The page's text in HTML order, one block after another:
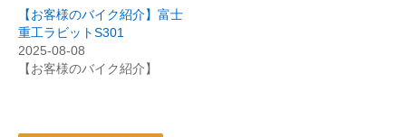
い
ウ
ィ
ン
ド
ウ
で
し
て
く
だ
い
(
【お客様のバイク紹介】富士
重工ラビットS301
2025-08-08
【お客様のバイク紹介】